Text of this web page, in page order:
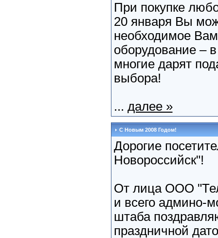
При покупке
20 января Вы
необходимое
оборудование –
многие дарят
выбора!
... далее »
С Новым 2008 Годом!
Дорогие
Новороссийск"!
От лица ООО
и всего админо-
штаба
праздничной